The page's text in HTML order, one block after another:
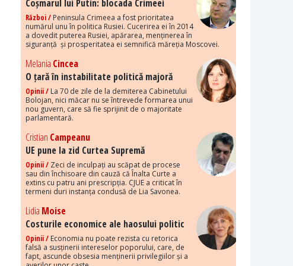
Coșmarul lui Putin: blocada Crimeei
Război / Peninsula Crimeea a fost prioritatea
numărul unu în politica Rusiei. Cucerirea ei în 2014
a dovedit puterea Rusiei, apărarea, menținerea în
siguranță și prosperitatea ei semnifică măreția Moscovei.
Melania Cincea
O țară în instabilitate politică majoră
Opinii / La 70 de zile de la demiterea Cabinetului
Bolojan, nici măcar nu se întrevede formarea unui
nou guvern, care să fie sprijinit de o majoritate
parlamentară.
Cristian Campeanu
UE pune la zid Curtea Supremă
Opinii / Zeci de inculpați au scăpat de procese
sau din închisoare din cauză că Înalta Curte a
extins cu patru ani prescripția. CJUE a criticat în
termeni duri instanța condusă de Lia Savonea.
Lidia Moise
Costurile economice ale haosului politic
Opinii / Economia nu poate rezista cu retorica
falsă a susținerii intereselor poporului, care, de
fapt, ascunde obsesia menținerii privilegiilor și a